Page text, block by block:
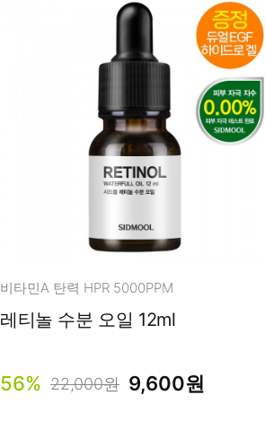
비타민A 탄력 HPR 5000PPM
레티놀 수분 오일 12ml
56% 22,000원 9,600원